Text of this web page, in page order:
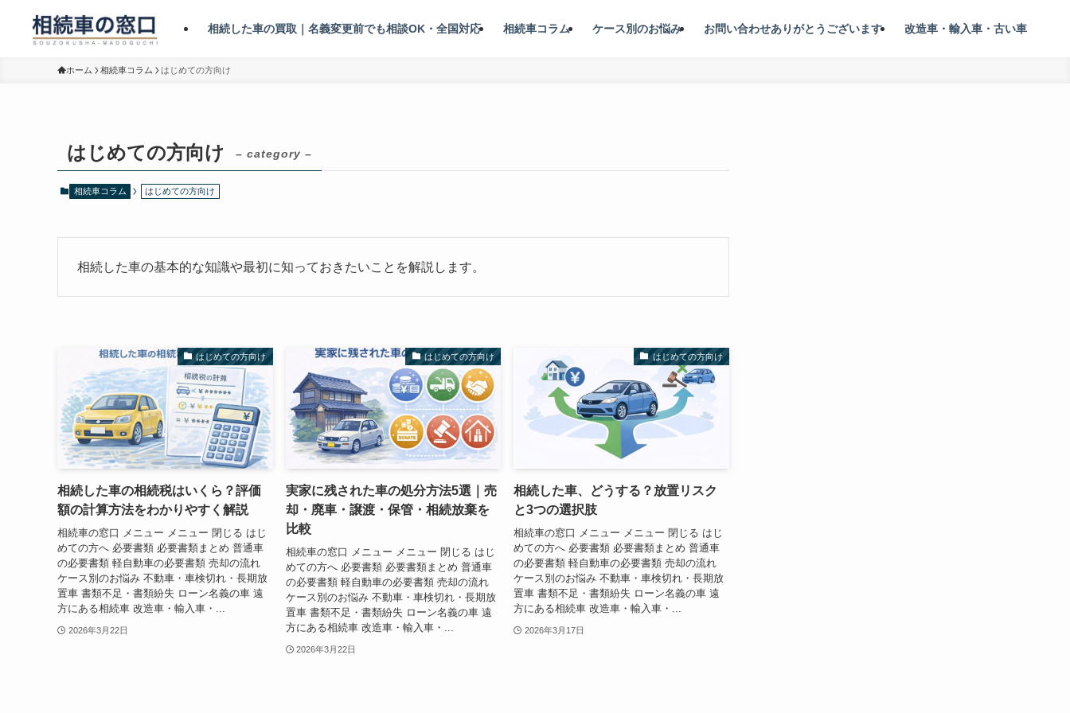
相続した車の買取｜名義変更前でも相談OK・全国対応 相続車コラム ケース別のお悩み お問い合わせありがとうございます 改造車・輸入車・古い車
ホーム 相続車コラム はじめての方向け
はじめての方向け – category –
相続車コラム はじめての方向け
相続した車の基本的な知識や最初に知っておきたいことを解説します。
はじめての方向け
相続した車の相続税はいくら？評価
額の計算方法をわかりやすく解説
相続車の窓口 メニュー メニュー 閉じる はじ
めての方へ 必要書類 必要書類まとめ 普通車
の必要書類 軽自動車の必要書類 売却の流れ
ケース別のお悩み 不動車・車検切れ・長期放
置車 書類不足・書類紛失 ローン名義の車 遠
方にある相続車 改造車・輸入車・...
2026年3月22日
はじめての方向け
実家に残された車の処分方法5選｜売
却・廃車・譲渡・保管・相続放棄を
比較
相続車の窓口 メニュー メニュー 閉じる はじ
めての方へ 必要書類 必要書類まとめ 普通車
の必要書類 軽自動車の必要書類 売却の流れ
ケース別のお悩み 不動車・車検切れ・長期放
置車 書類不足・書類紛失 ローン名義の車 遠
方にある相続車 改造車・輸入車・...
2026年3月22日
はじめての方向け
相続した車、どうする？放置リスク
と3つの選択肢
相続車の窓口 メニュー メニュー 閉じる はじ
めての方へ 必要書類 必要書類まとめ 普通車
の必要書類 軽自動車の必要書類 売却の流れ
ケース別のお悩み 不動車・車検切れ・長期放
置車 書類不足・書類紛失 ローン名義の車 遠
方にある相続車 改造車・輸入車・...
2026年3月17日